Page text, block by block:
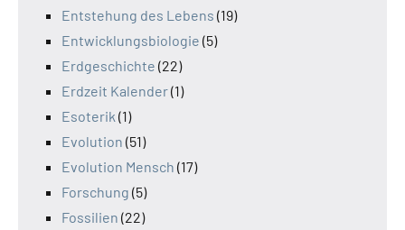
Entstehung des Lebens (19)
Entwicklungsbiologie (5)
Erdgeschichte (22)
Erdzeit Kalender(1)
Esoterik (1)
Evolution (51)
Evolution Mensch (17)
Forschung (5)
Fossilien (22)